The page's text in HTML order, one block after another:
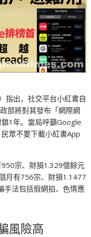
指出，社交平台小紅書自
部將對其發布「網際網
1年。當局呼籲Google
眾不要下載小紅書App
宗、財損1.329億餘元
月有756宗、財損1.1477
手法包括假網拍、色情應
風險高